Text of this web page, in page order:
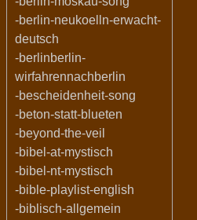
-berlin-neukoelln-erwacht-
deutsch
-berlinberlin-
wirfahrennachberlin
-bescheidenheit-song
-beton-statt-blueten
-beyond-the-veil
-bibel-at-mystisch
-bibel-nt-mystisch
-bible-playlist-english
-biblisch-allgemein